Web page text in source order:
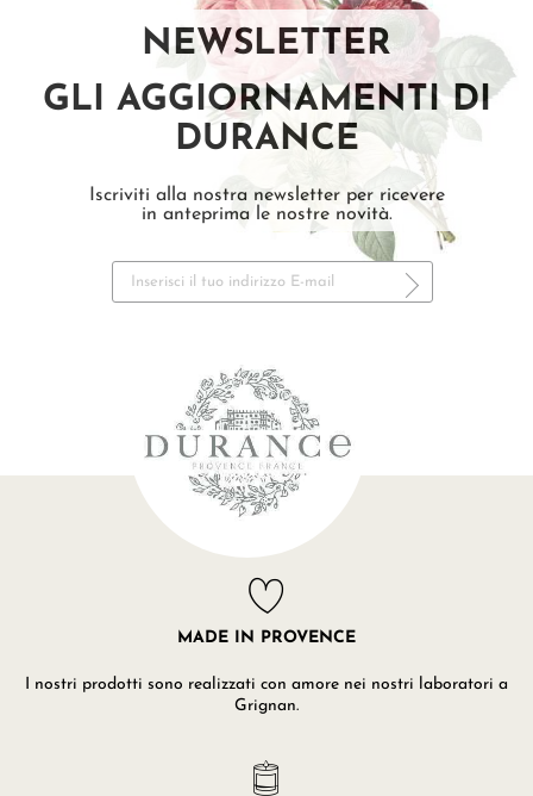
NEWSLETTER
GLI AGGIORNAMENTI DI
DURANCE
Iscriviti alla nostra newsletter per ricevere
in anteprima le nostre novità.
MADE IN PROVENCE
I nostri prodotti sono realizzati con amore nei nostri laboratori a
Grignan.